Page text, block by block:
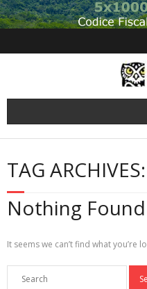
Skip
to
TAG
Nothing Found
It seems we can’t find what you’re